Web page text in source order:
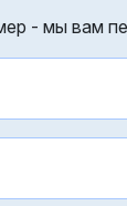
- мы вам